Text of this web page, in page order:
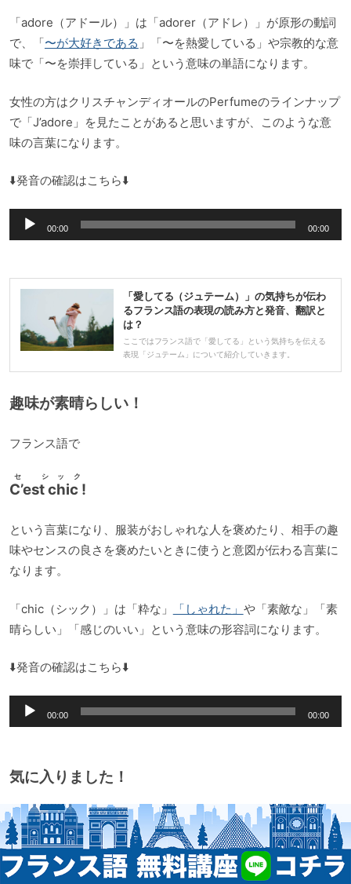
「adore（アドール）」は「adorer（アドレ）」が原形の動詞
で、「〜が大好きである 」「〜を熱愛している」や宗教的な意
味で「〜を崇拝している」という意味の単語になります。
女性の方はクリスチャンディオールのPerfumeのラインナップ
で「J’adore」を見たことがあると思いますが、このような意
味の言葉になります。
⬇️発音の確認はこちら⬇️
声
ヤ
ー
00:00 00:00
「愛してる（ジュテーム）」の気持ちが伝わ
るフランス語の表現の読み方と発音、翻訳と
は？
ここではフランス語で「愛してる」という気持ちを伝える
表現「ジュテーム」について紹介していきます。
趣味が素晴らしい！
フランス語で
C’est chic !
セ シック
という言葉になり、服装がおしゃれな人を褒めたり、相手の趣
味やセンスの良さを褒めたいときに使うと意図が伝わる言葉に
なります。
「chic（シック）」は「粋な」 「しゃれた」 や「素敵な」「素
晴らしい」「感じのいい」という意味の形容詞になります。
⬇️発音の確認はこちら⬇️
声
レ
ヤ
ー
00:00 00:00
気に入りました！